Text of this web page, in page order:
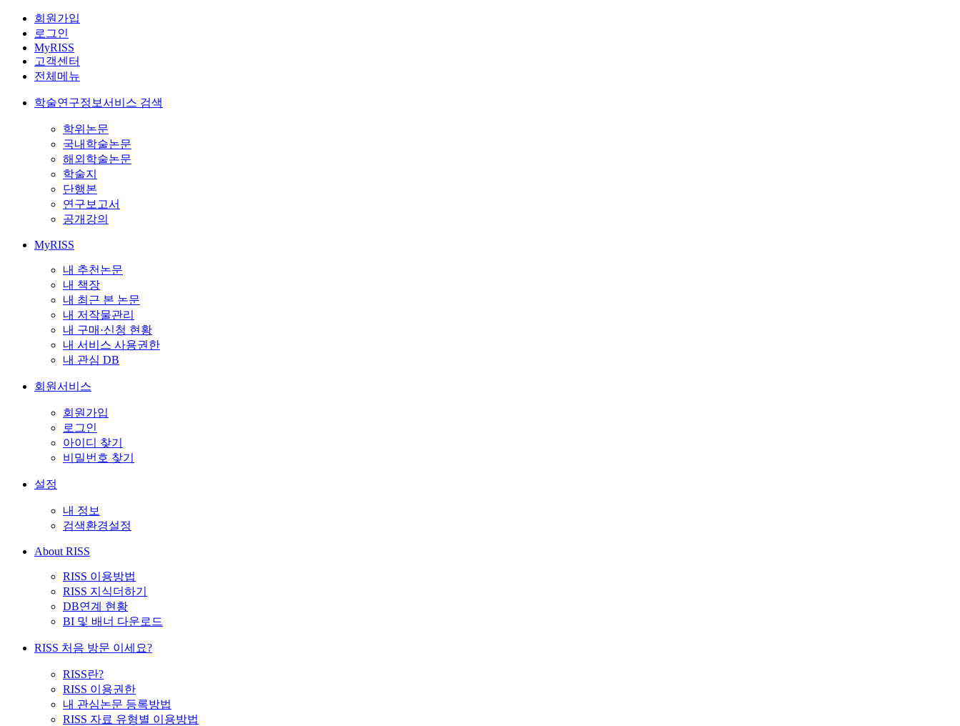
회원가입
로그인
MyRISS
고객센터
전체메뉴
학술연구정보서비스 검색
학위논문
국내학술논문
해외학술논문
학술지
단행본
연구보고서
공개강의
MyRISS
내 추천논문
내 책장
내 최근 본 논문
내 저작물관리
내 구매·신청 현황
내 서비스 사용권한
내 관심 DB
회원서비스
회원가입
로그인
아이디 찾기
비밀번호 찾기
설정
내 정보
검색환경설정
About RISS
RISS 이용방법
RISS 지식더하기
DB연계 현황
BI 및 배너 다운로드
RISS 처음 방문 이세요?
RISS란?
RISS 이용권한
내 관심논문 등록방법
RISS 자료 유형별 이용방법